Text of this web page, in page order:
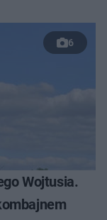
6
Wojtusia.